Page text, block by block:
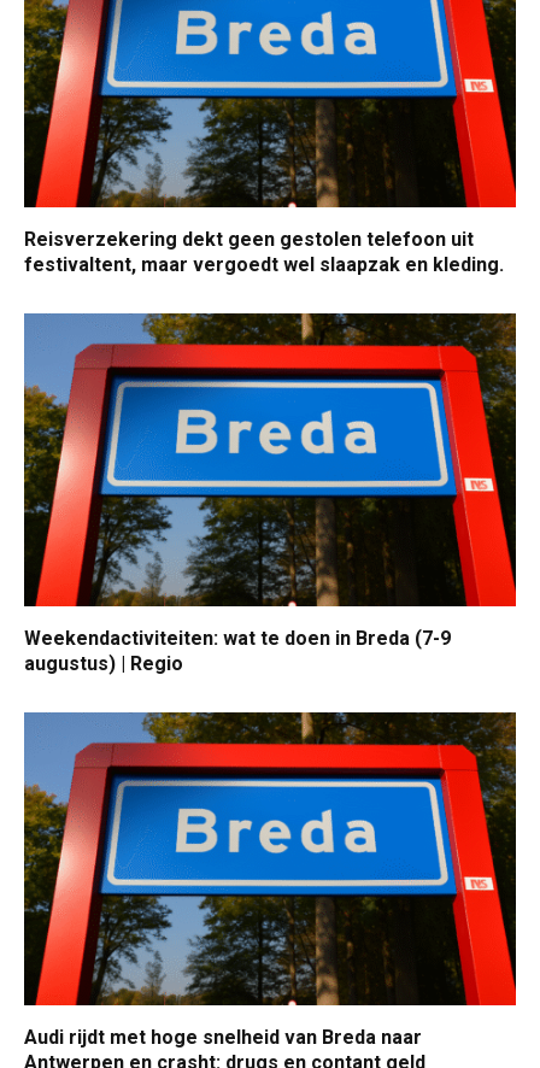
Reisverzekering dekt geen gestolen telefoon uit
festivaltent, maar vergoedt wel slaapzak en kleding.
Weekendactiviteiten: wat te doen in Breda (7-9
augustus) | Regio
Audi rijdt met hoge snelheid van Breda naar
Antwerpen en crasht: drugs en contant geld